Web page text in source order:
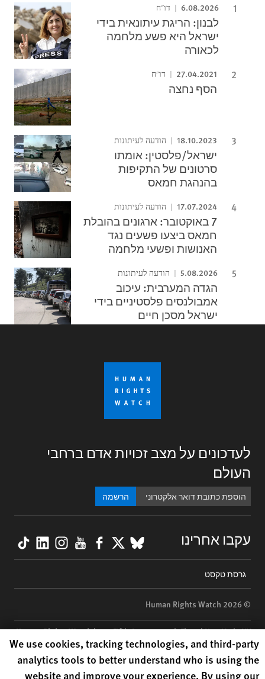
6.08.2026 דו"ח
לבנון: הריגת עיתונאית בידי
ישראל היא פשע מלחמה
לכאורה
27.04.2021 דו"ח
הסף נחצה
18.10.2023 הודעה לעיתונות
ישראל/פלסטין: אומתו
סרטונים של התקיפות
בהנהגת חמאס
17.07.2024 הודעה לעיתונות
7 באוקטובר: ארגונים בהובלת
חמאס ביצעו פשעים נגד
האנושות ופשעי מלחמה
5.08.2026 הודעה לעיתונות
הגדה המערבית: עיכוב
אמבולנסים פלסטיניים בידי
ישראל מסכן חיים
לעדכונים על מצב זכויות אדם ברחבי
העולם
הרשמה
עקבו אחרינו BlueSky
X
Facebook
YouTube
menu
גרסת טקסט
© 2026 Human Rights Watch
Human Rights Watch| 350 Fifth Avenue, 34th Floor | New York,NY
10118-3299USA| t1.212.290.4700
Human Rights Watch is a 501(C)(3) nonprofit registered in the US
Human Rights Watch cookie preferences
We use cookies, tracking technologies, and third-party
analytics tools to better understand who is using the
website and improve your experience. By using our